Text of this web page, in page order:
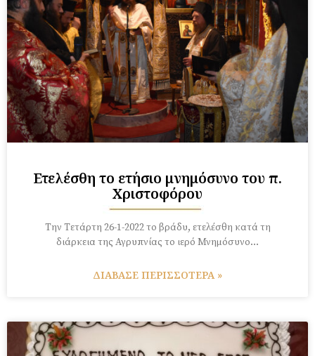
Ετελέσθη το ετήσιο μνημόσυνο του π.
Χριστοφόρου
Tην Τετάρτη 26-1-2022 το βράδυ, ετελέσθη κατά τη
διάρκεια της Αγρυπνίας το ιερό Μνημόσυνο…
ΔΙΑΒΑΣΕ ΠΕΡΙΣΣΟΤΕΡΑ »